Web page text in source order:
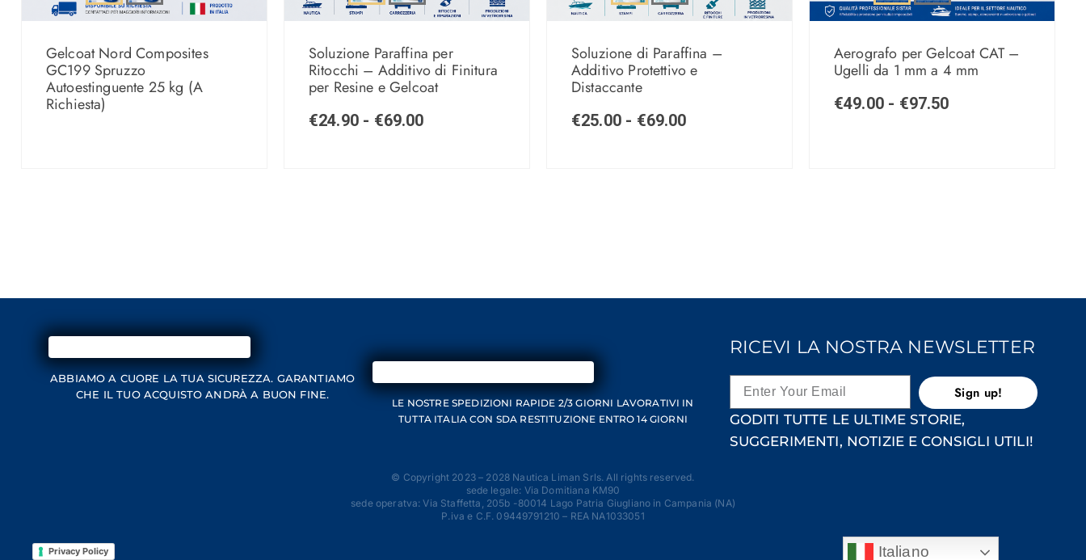
Gelcoat Nord Composites
GC199 Spruzzo
Autoestinguente 25 kg (A
Richiesta)
Soluzione Paraffina per
Ritocchi – Additivo di Finitura
per Resine e Gelcoat
€24.90 - €69.00
Soluzione di Paraffina –
Additivo Protettivo e
Distaccante
€25.00 - €69.00
Aerografo per Gelcoat CAT –
Ugelli da 1 mm a 4 mm
€49.00 - €97.50
ABBIAMO A CUORE LA TUA SICUREZZA. GARANTIAMO
CHE IL TUO ACQUISTO ANDRÀ A BUON FINE.
LE NOSTRE SPEDIZIONI RAPIDE 2/3 GIORNI LAVORATIVI IN
TUTTA ITALIA CON SDA RESTITUZIONE ENTRO 14 GIORNI
RICEVI LA NOSTRA NEWSLETTER
Sign up!
GODITI TUTTE LE ULTIME STORIE,
SUGGERIMENTI, NOTIZIE E CONSIGLI UTILI!
© Copyright 2023 – 2028 Nautica Liman Srls. All rights reserved.
sede legale: Via Domitiana KM90
sede operatva: Via Staffetta, 205b -80014 Lago Patria Giugliano in Campania (NA)
P.iva e C.F. 09449791210 – REA NA1033051
Privacy Policy Italiano